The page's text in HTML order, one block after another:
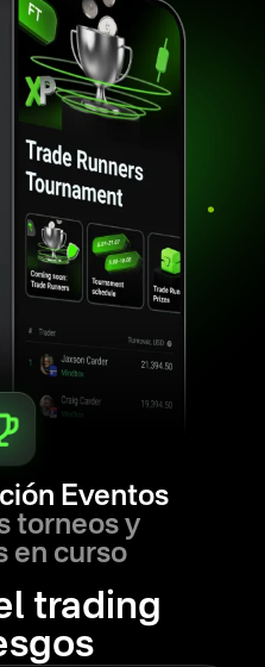
Eventos
torneos y
en curso
trading